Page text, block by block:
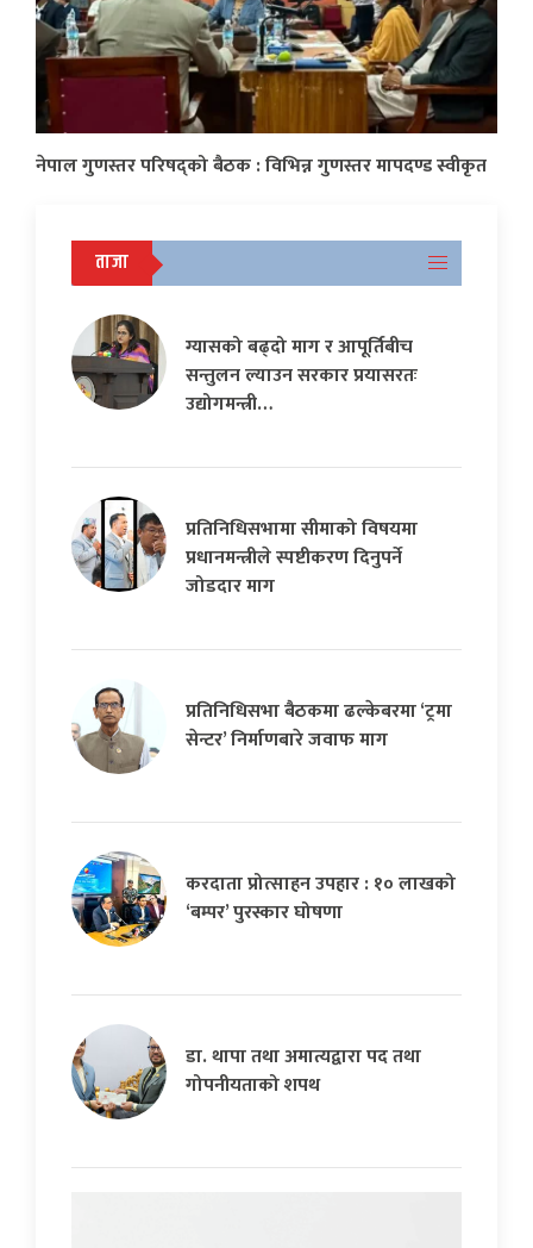
नेपाल गुणस्तर परिषद्को बैठक : विभिन्न गुणस्तर मापदण्ड स्वीकृत
ताजा
ग्यासको बढ्दो माग र आपूर्तिबीच
सन्तुलन ल्याउन सरकार प्रयासरतः
उद्योगमन्त्री…
प्रतिनिधिसभामा सीमाको विषयमा
प्रधानमन्त्रीले स्पष्टीकरण दिनुपर्ने
जोडदार माग
प्रतिनिधिसभा बैठकमा ढल्केबरमा ‘ट्रमा
सेन्टर’ निर्माणबारे जवाफ माग
करदाता प्रोत्साहन उपहार : १० लाखको
‘बम्पर’ पुरस्कार घोषणा
डा. थापा तथा अमात्यद्वारा पद तथा
गोपनीयताको शपथ